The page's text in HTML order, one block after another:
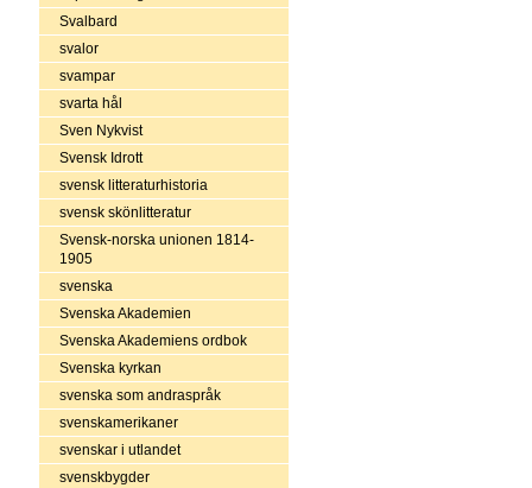
Svalbard
svalor
svampar
svarta hål
Sven Nykvist
Svensk Idrott
svensk litteraturhistoria
svensk skönlitteratur
Svensk-norska unionen 1814-
1905
svenska
Svenska Akademien
Svenska Akademiens ordbok
Svenska kyrkan
svenska som andraspråk
svenskamerikaner
svenskar i utlandet
svenskbygder